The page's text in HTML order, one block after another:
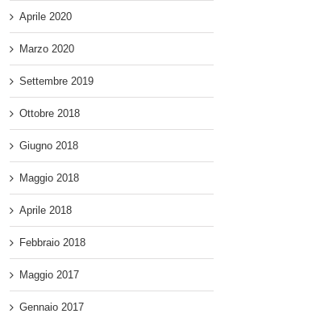
Aprile 2020
Marzo 2020
Settembre 2019
Ottobre 2018
Giugno 2018
Maggio 2018
Aprile 2018
Febbraio 2018
Maggio 2017
Gennaio 2017